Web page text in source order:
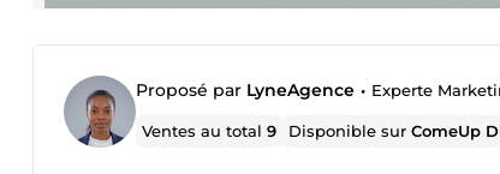
Proposé par LyneAgence • Experte
Ventes au total9 Disponible surComeUp